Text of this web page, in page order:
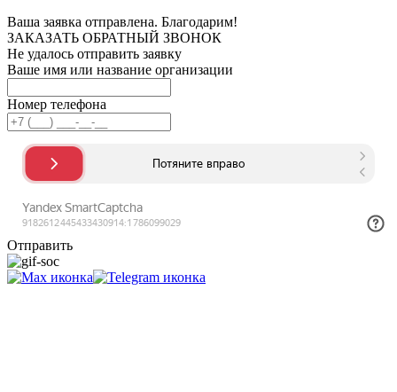
Ваша заявка отправлена. Благодарим!
ЗАКАЗАТЬ ОБРАТНЫЙ ЗВОНОК
Не удалось отправить заявку
Ваше имя или название организации
Номер телефона
Отправить